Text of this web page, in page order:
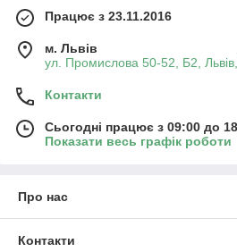
терасну дошку за доступною ціною.
Працює з 23.11.2016
м. Львів
ул. Промислова 50-52, Б2,
Контакти
Сьогодні працює з 09:00 до
Показати весь графік роботи
Про нас
Контакти